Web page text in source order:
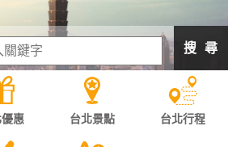
搜 尋
惠 台北景點 台北行程